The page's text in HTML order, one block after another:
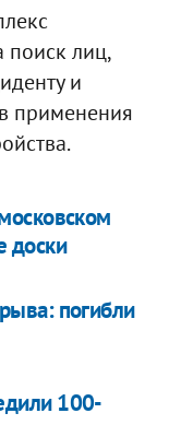
поиск лиц,
и
применения
доски
погибли
100-